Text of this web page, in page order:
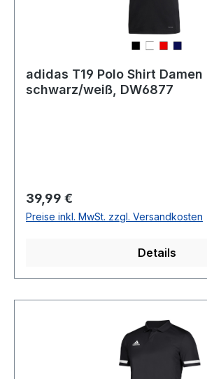
adidas T19 Polo Shirt Damen
schwarz/weiß, DW6877
Regulärer Preis:
39,99 €
Preise inkl. MwSt. zzgl. Versandkosten
Details